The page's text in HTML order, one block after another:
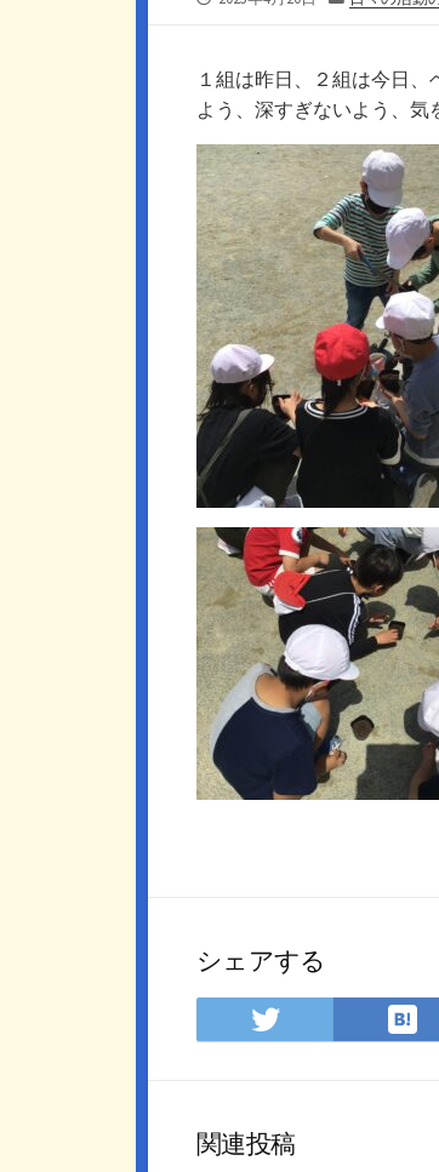
リ
ー
１組は昨日、２組は今日
よう、深すぎないよう、気
シェアする
Twitter
で
ア
は
関連投稿